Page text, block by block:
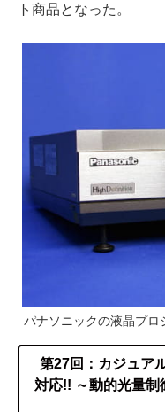
ト商品となった。
パナソニックの液晶プロ
第27回：カジュア
対応!! ～動的光量